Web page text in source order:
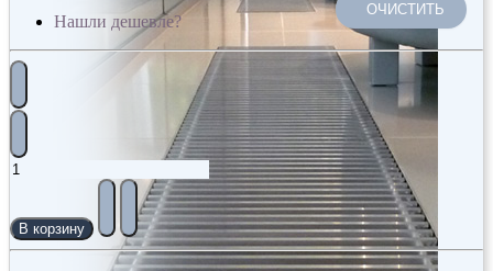
Нашли дешевле?
ОЧИСТИТЬ
В корзину